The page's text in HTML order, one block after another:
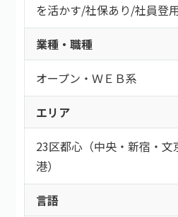
を活かす/社保あり/社員登
業種・職種
オープン・ＷＥＢ系
エリア
23区都心（中央・新宿・文
港）
言語